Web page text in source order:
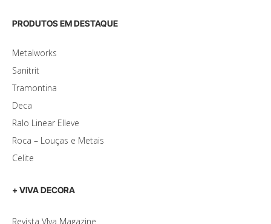
PRODUTOS EM DESTAQUE
Metalworks
Sanitrit
Tramontina
Deca
Ralo Linear Elleve
Roca – Louças e Metais
Celite
+ VIVA DECORA
Revista VIva Magazine